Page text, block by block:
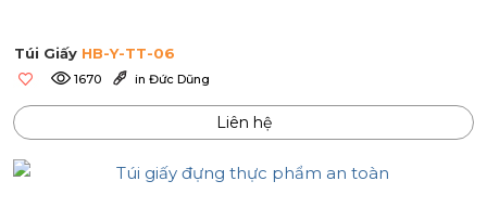
Túi Giấy HB-Y-TT-06
1670 in Đức Dũng
Liên hệ